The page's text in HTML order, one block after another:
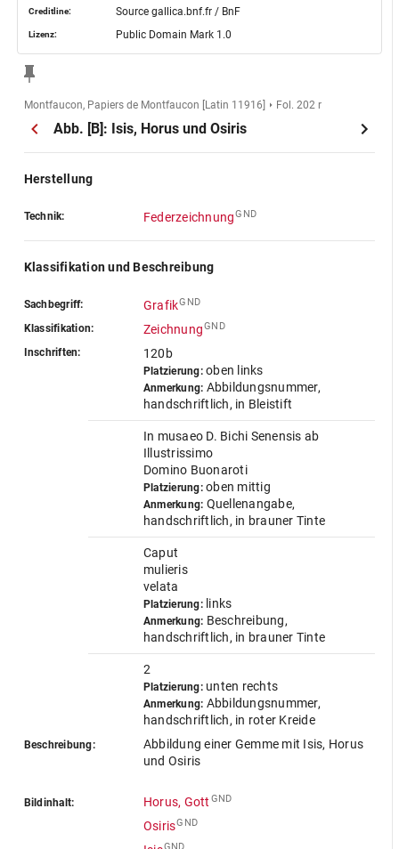
Creditline: Source gallica.bnf.fr / BnF
Lizenz: Public Domain Mark 1.0
Montfaucon, Papiers de Montfaucon [Latin 11916] Fol. 202 r
Abb. [B]: Isis, Horus und Osiris
Herstellung
Technik: FederzeichnungGND
Klassifikation und Beschreibung
Sachbegriff: GrafikGND
Klassifikation: ZeichnungGND
Inschriften: 120b
Platzierung:oben links
Anmerkung: Abbildungsnummer,
handschriftlich, in Bleistift
In musaeo D. Bichi Senensis ab
Illustrissimo
Domino Buonaroti
Platzierung:oben mittig
Anmerkung: Quellenangabe,
handschriftlich, in brauner Tinte
Caput
mulieris
velata
Platzierung:links
Anmerkung: Beschreibung,
handschriftlich, in brauner Tinte
2
Platzierung:unten rechts
Anmerkung: Abbildungsnummer,
handschriftlich, in roter Kreide
Beschreibung:
Abbildung einer Gemme mit Isis, Horus
und Osiris
Bildinhalt: Horus, Gott GND
OsirisGND
GND